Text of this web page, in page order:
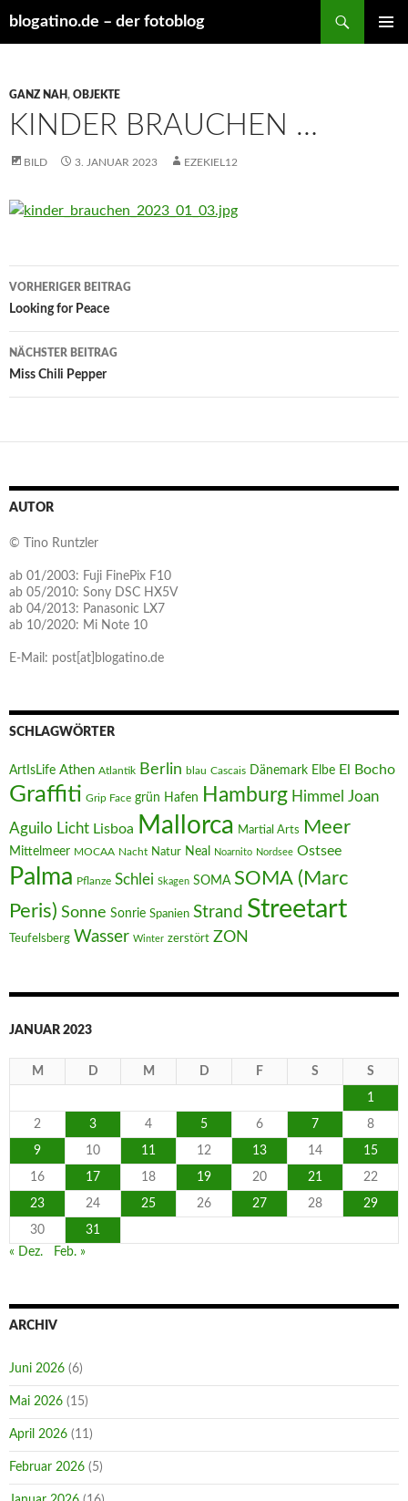
blogatino.de – der fotoblog
GANZ NAH, OBJEKTE
KINDER BRAUCHEN …
BILD 3. JANUAR 2023 EZEKIEL12
Beitragsnavigation
VORHERIGER BEITRAG
Looking for Peace
NÄCHSTER BEITRAG
Miss Chili Pepper
AUTOR
© Tino Runtzler
ab 01/2003: Fuji FinePix F10
ab 05/2010: Sony DSC HX5V
ab 04/2013: Panasonic LX7
ab 10/2020: Mi Note 10
E-Mail: post[at]blogatino.de
SCHLAGWÖRTER
ArtIsLife Athen Atlantik Berlin blau Cascais Dänemark Elbe El Bocho
Graffiti Grip Face grün Hafen Hamburg Himmel Joan
Aguilo Licht Lisboa Mallorca Martial Arts Meer
Mittelmeer MOCAA Nacht Natur Neal Noarnito Nordsee Ostsee
Palma Pflanze Schlei Skagen SOMA SOMA (Marc
Peris) Sonne Sonrie Spanien Strand Streetart
Teufelsberg Wasser Winter zerstört ZON
JANUAR 2023
M D M D F S S
1
2 3 4 5 6 7 8
9 10 11 12 13 14 15
16 17 18 19 20 21 22
23 24 25 26 27 28 29
30
31
« Dez.
Feb. »
ARCHIV
Juni 2026 (6)
Mai 2026 (15)
April 2026 (11)
Februar 2026 (5)